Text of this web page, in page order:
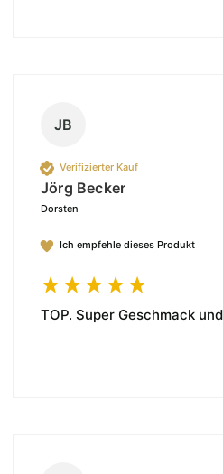
JB
Verifizierter Kauf
Jörg Becker
Dorsten
Ich empfehle dieses Produkt
TOP. Super Geschmack